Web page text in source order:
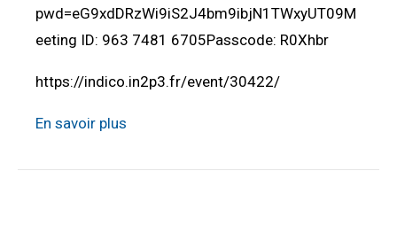
pwd=eG9xdDRzWi9iS2J4bm9ibjN1TWxyUT09M
eeting ID: 963 7481 6705Passcode: R0Xhbr
https://indico.in2p3.fr/event/30422/
En savoir plus